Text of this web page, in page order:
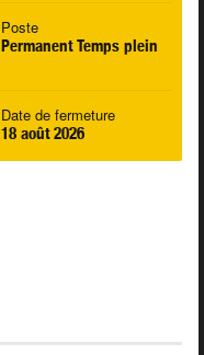
Poste
Permanent Temps plein
Date de fermeture
18 août 2026